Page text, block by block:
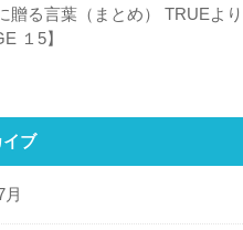
贈る言葉（まとめ） TRUEより
１5】
イブ